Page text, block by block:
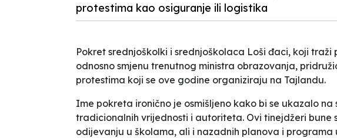
protestima kao osiguranje ili logistika
Pokret srednjoškolki i srednjoškolaca Loši đaci, koji traži
odnosno smjenu trenutnog ministra obrazovanja,
protestima koji se ove godine organiziraju na Tajlandu.
Ime pokreta ironično je osmišljeno kako bi se ukazalo
tradicionalnih vrijednosti i autoriteta. Ovi tinejdžeri bune
odijevanju u školama, ali i nazadnih planova i